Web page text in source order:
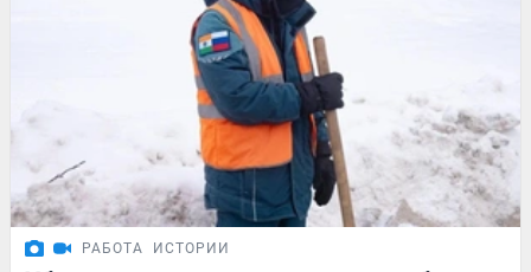
РАБОТА ИСТОРИИ